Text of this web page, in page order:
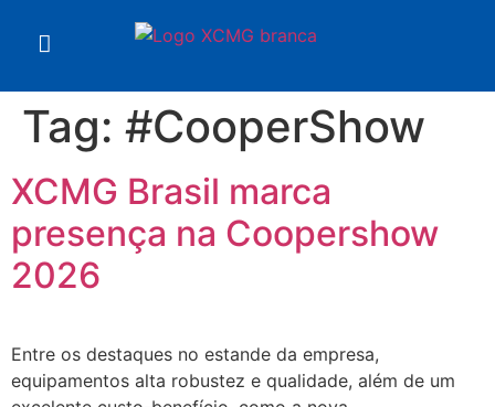
Tag: #CooperShow
XCMG Brasil marca
presença na Coopershow
2026
Entre os destaques no estande da empresa,
equipamentos alta robustez e qualidade, além de um